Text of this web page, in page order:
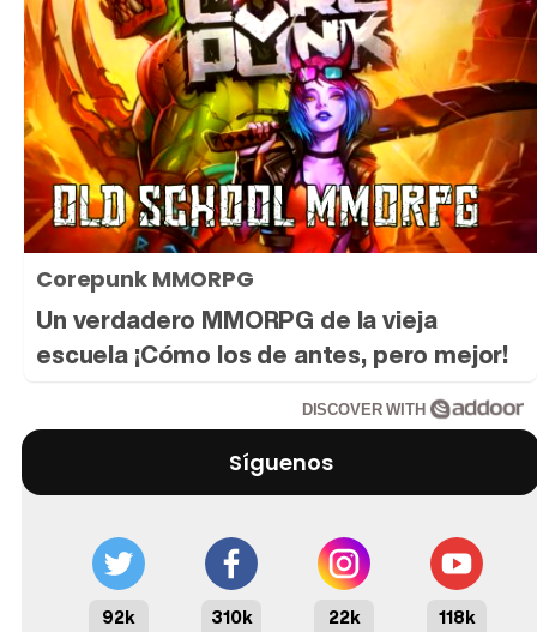
Corepunk MMORPG
Un verdadero MMORPG de la vieja
escuela ¡Cómo los de antes, pero mejor!
DISCOVER WITH
Síguenos
92k 310k 22k 118k